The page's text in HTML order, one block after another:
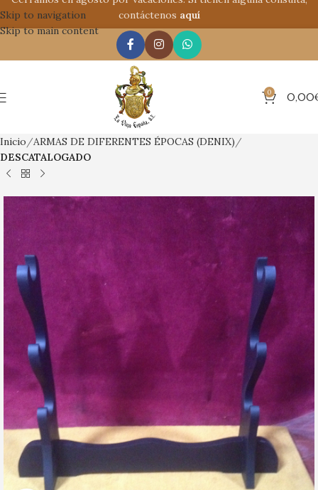
Skip to navigation
Skip to main content
0 0,00
Inicio
ARMAS DE DIFERENTES ÉPOCAS (DENIX)
DESCATALOGADO
contáctenos aquí